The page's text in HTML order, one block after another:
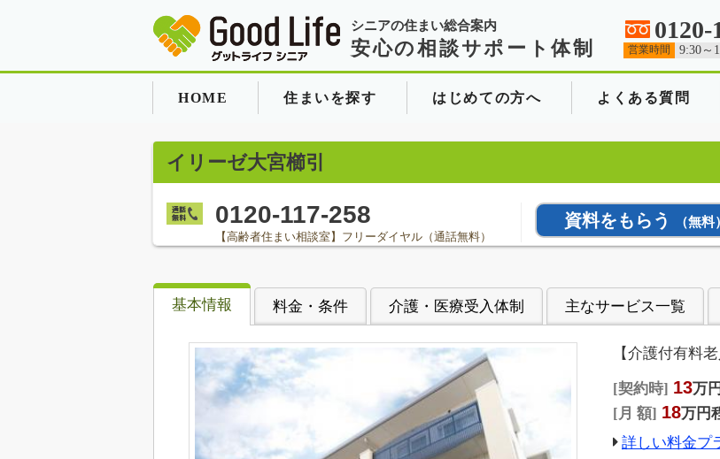
シニアの住まい総合案内
安心の相談サポート体制
0120-
営業時間 9:30～
HOME 住まいを探す はじめての方へ よくある質問
イリーゼ大宮櫛引
0120-117-258
【高齢者住まい相談室】フリーダイヤル（通話無料）
資料をもらう （無料）
基本情報 料金・条件 介護・医療受入体制 主なサービス一覧
【介護付有料
契約時 13万
月 額
18万円
詳しい料金プ